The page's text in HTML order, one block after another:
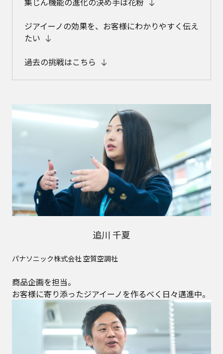
ジアイーノの効果を、お客様にわかりやすく伝え
たい
過去の挑戦はこちら
追川 千夏
パナソニック株式会社 空質空調社
商品企画を担当。
お客様に寄り添ったジアイーノを作るべく日々邁進中。